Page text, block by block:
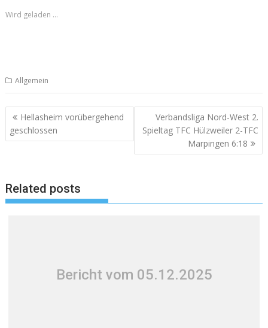
Wird geladen …
Allgemein
Beitragsnavigation
Hellasheim vorübergehend
geschlossen
Verbandsliga Nord-West 2.
Spieltag TFC Hülzweiler 2-TFC
Marpingen 6:18
Related posts
Bericht vom 05.12.2025